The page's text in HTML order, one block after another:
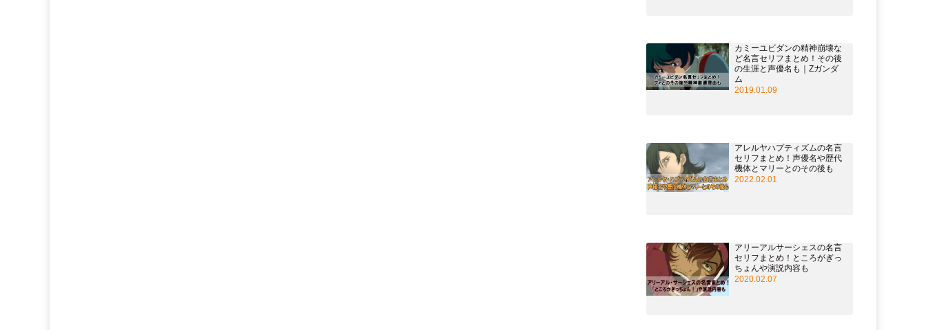
カミーユビダンの精神崩壊な
ど名言セリフまとめ！その後
の生涯と声優名も｜Zガンダ
ム
2019.01.09
アレルヤハプティズムの名言
セリフまとめ！声優名や歴代
機体とマリーとのその後も
2022.02.01
アリーアルサーシェスの名言
セリフまとめ！ところがぎっ
ちょんや演説内容も
2020.02.07